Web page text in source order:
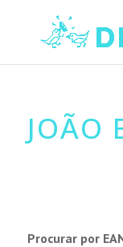
JOÃO
Procurar por